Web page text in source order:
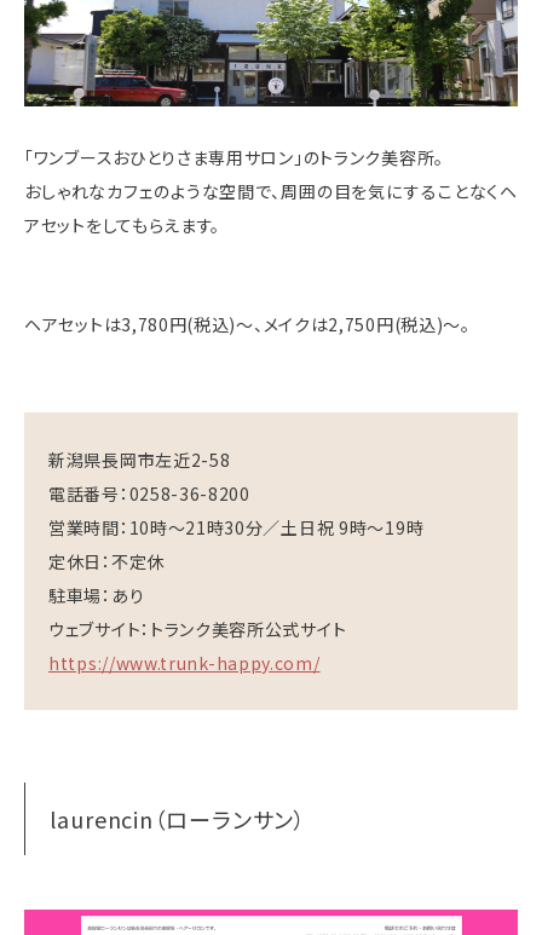
「ワンブースおひとりさま専用サロン」のトランク美容所。
おしゃれなカフェのような空間で、周囲の目を気にすることなくヘ
アセットをしてもらえます。
ヘアセットは3,780円(税込)〜、メイクは2,750円(税込)〜。
新潟県長岡市左近2-58
電話番号：0258-36-8200
営業時間：10時～21時30分／土日祝 9時〜19時
定休日：不定休
駐車場：あり
ウェブサイト：トランク美容所公式サイト
https://www.trunk-happy.com/
laurencin（ローランサン）